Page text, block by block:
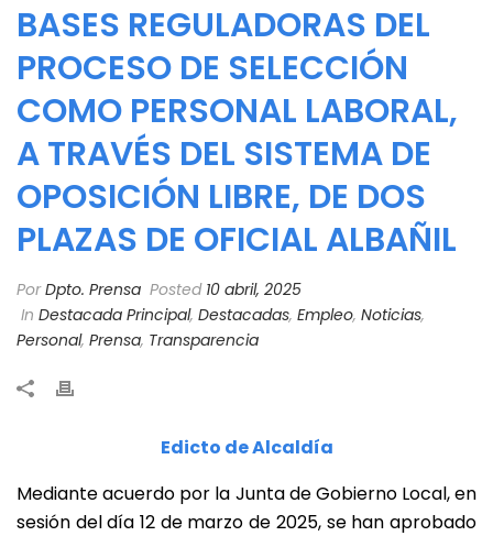
BASES REGULADORAS DEL
PROCESO DE SELECCIÓN
COMO PERSONAL LABORAL,
A TRAVÉS DEL SISTEMA DE
OPOSICIÓN LIBRE, DE DOS
PLAZAS DE OFICIAL ALBAÑIL
PorDpto. Prensa Posted 10 abril, 2025
In Destacada Principal, Destacadas, Empleo, Noticias,
Personal, Prensa, Transparencia
Edicto de Alcaldía
Mediante acuerdo por la Junta de Gobierno Local, en
sesión del día 12 de marzo de 2025, se han aprobado